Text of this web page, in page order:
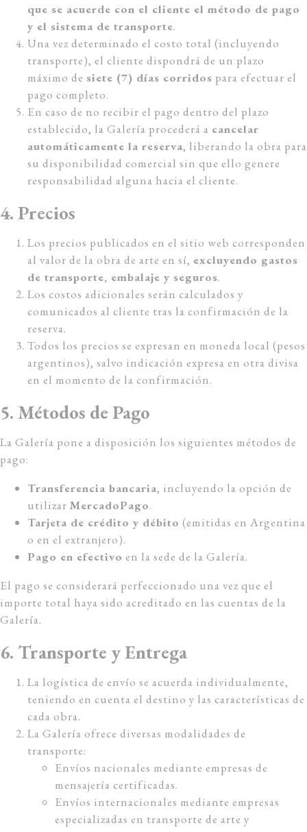
que se acuerde con el cliente el método de pago
y el sistema de transporte.
Una vez determinado el costo total (incluyendo
transporte), el cliente dispondrá de un plazo
máximo de siete (7) días corridos para efectuar el
pago completo.
En caso de no recibir el pago dentro del plazo
establecido, la Galería procederá a cancelar
automáticamente la reserva, liberando la obra para
su disponibilidad comercial sin que ello genere
responsabilidad alguna hacia el cliente.
4. Precios
Los precios publicados en el sitio web corresponden
al valor de la obra de arte en sí, excluyendo gastos
de transporte, embalaje y seguros.
Los costos adicionales serán calculados y
comunicados al cliente tras la confirmación de la
reserva.
Todos los precios se expresan en moneda local (pesos
argentinos), salvo indicación expresa en otra divisa
en el momento de la confirmación.
5. Métodos de Pago
La Galería pone a disposición los siguientes métodos de
pago:
Transferencia bancaria, incluyendo la opción de
utilizar MercadoPago.
Tarjeta de crédito y débito (emitidas en Argentina
o en el extranjero).
Pago en efectivo en la sede de la Galería.
El pago se considerará perfeccionado una vez que el
importe total haya sido acreditado en las cuentas de la
Galería.
6. Transporte y Entrega
La logística de envío se acuerda individualmente,
teniendo en cuenta el destino y las características de
cada obra.
La Galería ofrece diversas modalidades de
transporte:
Envíos nacionales mediante empresas de
mensajería certificadas.
Envíos internacionales mediante empresas
especializadas en transporte de arte y